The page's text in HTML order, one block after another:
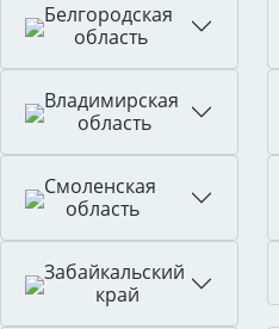
Белгородская
область
Владимирская
область
Смоленская
область
Забайкальский
край